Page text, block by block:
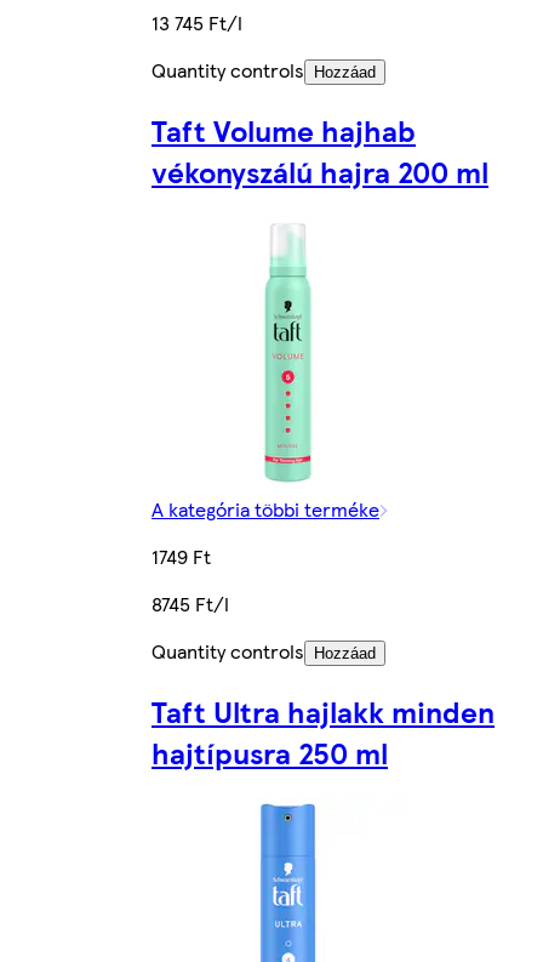
13 745 Ft/l
Quantity controls
Hozzáad
Taft Volume hajhab
vékonyszálú hajra 200 ml
A kategória többi terméke
1749 Ft
8745 Ft/l
Quantity controls
Hozzáad
Taft Ultra hajlakk minden
hajtípusra 250 ml